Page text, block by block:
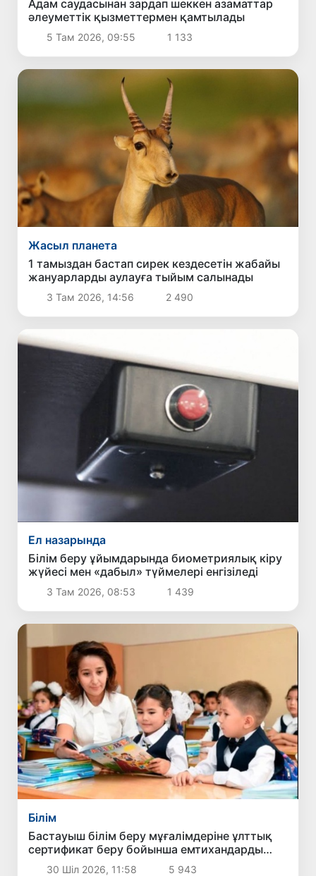
Адам саудасынан зардап шеккен азаматтар
әлеуметтік қызметтермен қамтылады
5 Там 2026, 09:55 1 133
Жасыл планета
1 тамыздан бастап сирек кездесетін жабайы
жануарларды аулауға тыйым салынады
3 Там 2026, 14:56 2 490
Ел назарында
Білім беру ұйымдарында биометриялық кіру
жүйесі мен «дабыл» түймелері енгізіледі
3 Там 2026, 08:53 1 439
Білім
Бастауыш білім беру мұғалімдеріне ұлттық
сертификат беру бойынша емтихандарды
өткізу тәртібі белгіленді
30 Шіл 2026, 11:58 5 943